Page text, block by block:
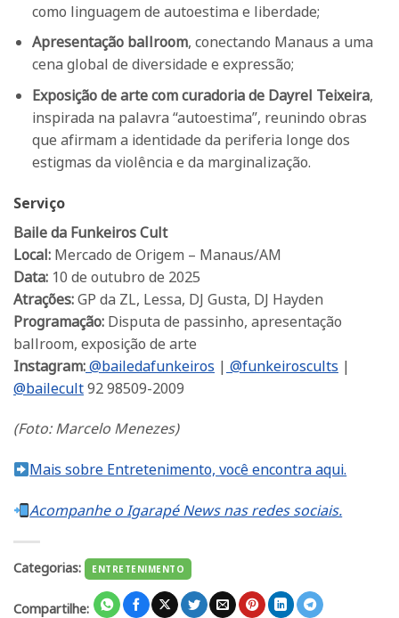
como linguagem de autoestima e liberdade;
Apresentação ballroom, conectando Manaus a uma
cena global de diversidade e expressão;
Exposição de arte com curadoria de Dayrel Teixeira,
inspirada na palavra “autoestima”, reunindo obras
que afirmam a identidade da periferia longe dos
estigmas da violência e da marginalização.
Serviço
Baile da Funkeiros Cult
Local: Mercado de Origem – Manaus/AM
Data: 10 de outubro de 2025
Atrações:GP da ZL, Lessa, DJ Gusta, DJ Hayden
Programação: Disputa de passinho, apresentação
ballroom, exposição de arte
Instagram:@bailedafunkeiros | @funkeiroscults |
@bailecult92 98509-2009
(Foto: Marcelo Menezes)
Mais sobre Entretenimento, você encontra aqui.
Acompanhe o Igarapé News nas redes sociais.
Categorias: ENTRETENIMENTO
Compartilhe: